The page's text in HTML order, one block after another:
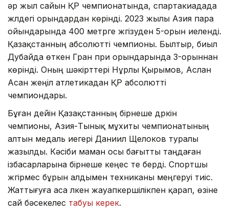
әр жыл сайын ҚР чемпионатында, спартакиадада
жүлдегі орындардан көрінді. 2023 жылы Азия пара
ойындарында 400 метрге жүгізуден 5-орын иеленді.
Қазақстанның абсолютті чемпионы. Былтыр, биыл
Дубайда өткен Гран при орындарында 3-орыннан
көрінді. Оның шәкірттері Нұрлы Қырымов, Аслан
Асан жеңіл атлетикадан ҚР абсолютті
чемпиондары.
Бұған дейін Қазақстанның бірнеше дүркін
чемпионы, Азия-Тынық мұхиты чемпионатының
алтын медаль иегері Даниил Щелоков туралы
жазылды. Кәсіби маман осы бағытты таңдаған
ізбасарларына бірнеше кеңес те берді. Спортшы
жүгірмес бұрын алдымен техниканы меңгеруі тиіс.
Жаттығуға аса үлкен жауапкершілікпен қарап, өзіне
сай бәсекелес табуы керек.